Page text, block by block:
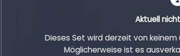
Aktuell
Dieses Set wird derzeit von
Möglicherweise ist es